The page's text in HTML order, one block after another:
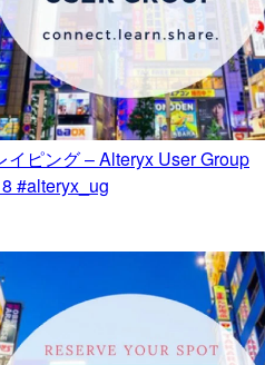
ピング – Alteryx User Group
#alteryx_ug